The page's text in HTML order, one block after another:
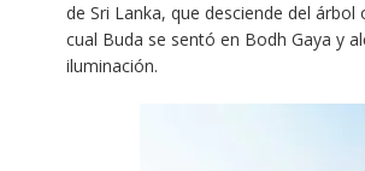
de Sri Lanka, que desciende del árbol
cual Buda se sentó en Bodh Gaya y
iluminación.